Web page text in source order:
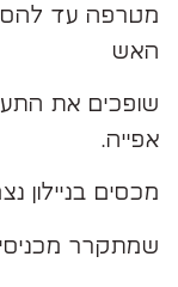
האש
שופכים את
אפייה.
מכסים בניילון
שמתקרר מכניסים